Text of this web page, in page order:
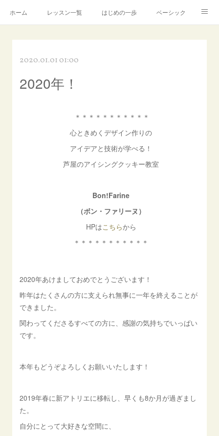
ホーム レッスン一覧 はじめの一歩 ベーシック
芦屋アトリエ 講師プロフィール
お問合せ
2020.01.01 01:00
2020年！
＊＊＊＊＊＊＊＊＊＊＊
心ときめくデザイン作りの
アイデアと技術が学べる！
芦屋のアイシングクッキー教室
Bon!Farine
（ボン・ファリーヌ）
HPはこちらから
＊＊＊＊＊＊＊＊＊＊＊
2020年あけましておめでとうございます！
昨年はたくさんの方に支えられ無事に一年を終えることが
できました。
関わってくださるすべての方に、感謝の気持ちでいっぱい
です。
本年もどうぞよろしくお願いいたします！
2019年春に新アトリエに移転し、早くも8か月が過ぎまし
た。
自分にとって大好きな空間に、